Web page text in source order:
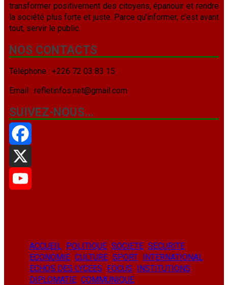
transformer positivement des citoyens, épanouir et rendre
la société plus forte et juste. Parce qu’informer, c’est avant
tout, servir le public.
NOS CONTACTS
Téléphone : +226 72 03 83 15
Email : refletinfos.net@gmail.com
SUIVEZ-NOUS…
Facebook
X
ACCUEIL POLITIQUE SOCIETE SECURITE
ECONOMIE CULTURE SPORT INTERNATIONAL
ECHOS DES LYCEES FOCUS INSTITUTIONS
DIPLOMATIE COMMUNIQUE